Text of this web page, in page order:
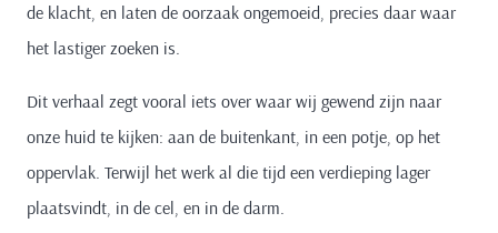
de klacht, en laten de oorzaak ongemoeid, precies daar waar
het lastiger zoeken is.
Dit verhaal zegt vooral iets over waar wij gewend zijn naar
onze huid te kijken: aan de buitenkant, in een potje, op het
oppervlak. Terwijl het werk al die tijd een verdieping lager
plaatsvindt, in de cel, en in de darm.